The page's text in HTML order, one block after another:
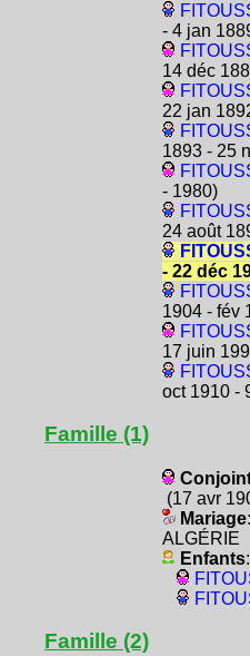
- 4 jan
14 déc
22 jan
1893 - 25
- 1980)
24 août
- 22 déc
1904 - fév
17 juin
oct 1910 -
Famille (1)
(17 avr
Mariage:
ALGÉRIE
Enfants:
Famille (2)